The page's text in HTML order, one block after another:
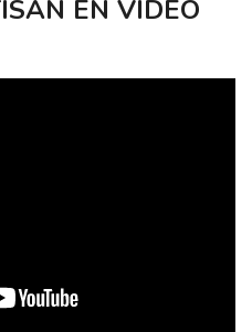
EN VIDEO